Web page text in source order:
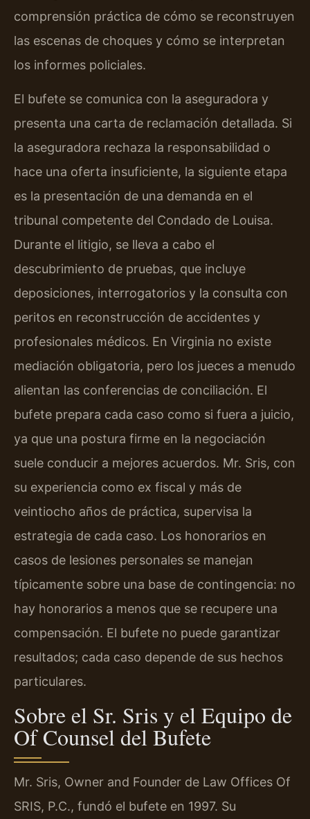
comprensión práctica de cómo se reconstruyen
las escenas de choques y cómo se interpretan
los informes policiales.
El bufete se comunica con la aseguradora y
presenta una carta de reclamación detallada. Si
la aseguradora rechaza la responsabilidad o
hace una oferta insuficiente, la siguiente etapa
es la presentación de una demanda en el
tribunal competente del Condado de Louisa.
Durante el litigio, se lleva a cabo el
descubrimiento de pruebas, que incluye
deposiciones, interrogatorios y la consulta con
peritos en reconstrucción de accidentes y
profesionales médicos. En Virginia no existe
mediación obligatoria, pero los jueces a menudo
alientan las conferencias de conciliación. El
bufete prepara cada caso como si fuera a juicio,
ya que una postura firme en la negociación
suele conducir a mejores acuerdos. Mr. Sris, con
su experiencia como ex fiscal y más de
veintiocho años de práctica, supervisa la
estrategia de cada caso. Los honorarios en
casos de lesiones personales se manejan
típicamente sobre una base de contingencia: no
hay honorarios a menos que se recupere una
compensación. El bufete no puede garantizar
resultados; cada caso depende de sus hechos
particulares.
Sobre el Sr. Sris y el Equipo de
Of Counsel del Bufete
Mr. Sris, Owner and Founder de Law Offices Of
SRIS, P.C., fundó el bufete en 1997. Su